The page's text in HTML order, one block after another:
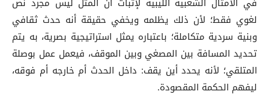
لغوي فقط؛ لأن ذلك يظلمه ويخفي حقيقة أنه حدث ثقافي
وبنية سردية متكاملة؛ باعتباره يمثل استراتيجية بصرية، به يتم
تحديد المسافة بين المصغي وبين الموقف، فيعمل عمل بوصلة
المتلقي؛ لأنه يحدد أين يقف: داخل الحدث أم خارجه أم فوقه،
ليفهم الحكمة المقصودة.